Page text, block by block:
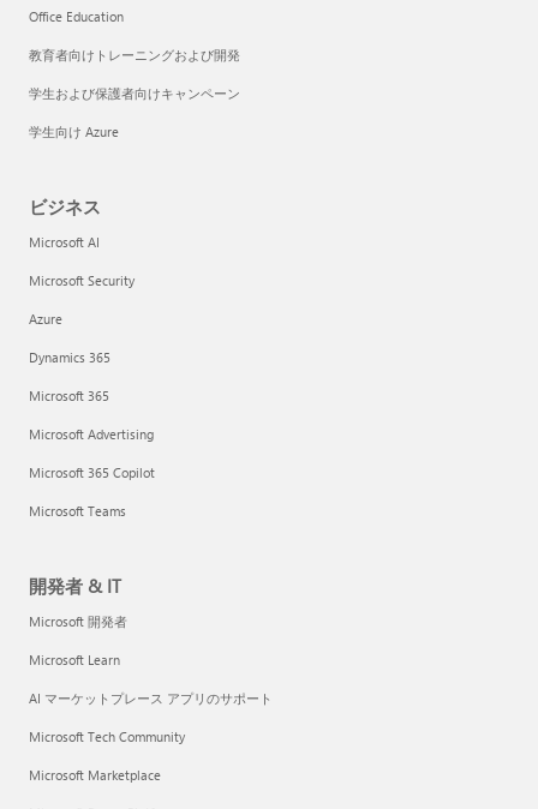
Office Education
教育者向けトレーニングおよび開発
学生および保護者向けキャンペーン
学生向け Azure
ビジネス
Microsoft AI
Microsoft Security
Azure
Dynamics 365
Microsoft 365
Microsoft Advertising
Microsoft 365 Copilot
Microsoft Teams
開発者 & IT
Microsoft 開発者
Microsoft Learn
AI マーケットプレース アプリのサポート
Microsoft Tech Community
Microsoft Marketplace